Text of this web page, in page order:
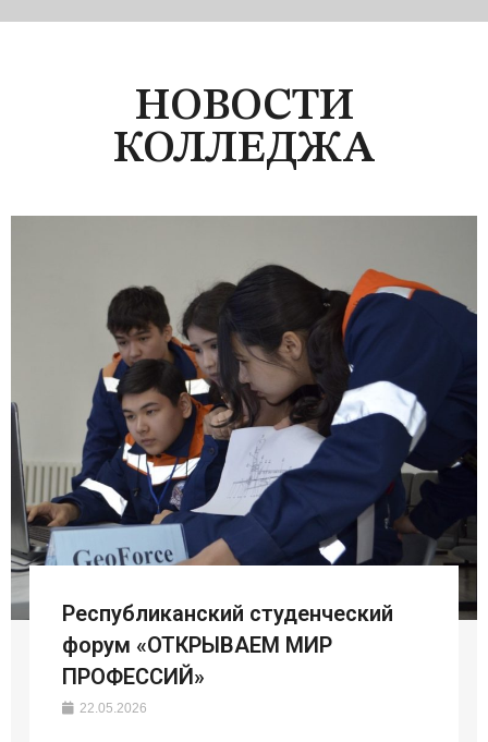
НОВОСТИ
КОЛЛЕДЖА
Республиканский студенческий
форум «ОТКРЫВАЕМ МИР
ПРОФЕССИЙ»
22.05.2026